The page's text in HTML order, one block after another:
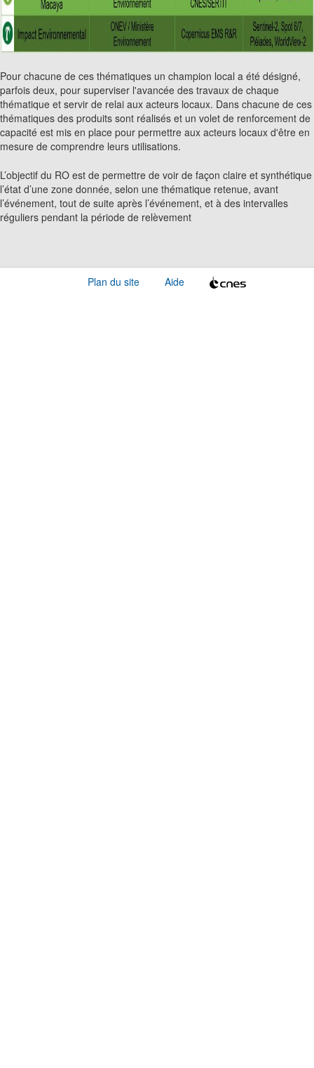
Pour chacune de ces thématiques un champion local a été désigné,
parfois deux, pour superviser l'avancée des travaux de chaque
thématique et servir de relai aux acteurs locaux. Dans chacune de ces
thématiques des produits sont réalisés et un volet de renforcement de
capacité est mis en place pour permettre aux acteurs locaux d'être en
mesure de comprendre leurs utilisations.
L’objectif du RO est de permettre de voir de façon claire et synthétique
l’état d’une zone donnée, selon une thématique retenue, avant
l’événement, tout de suite après l’événement, et à des intervalles
réguliers pendant la période de relèvement
Plan du site Aide